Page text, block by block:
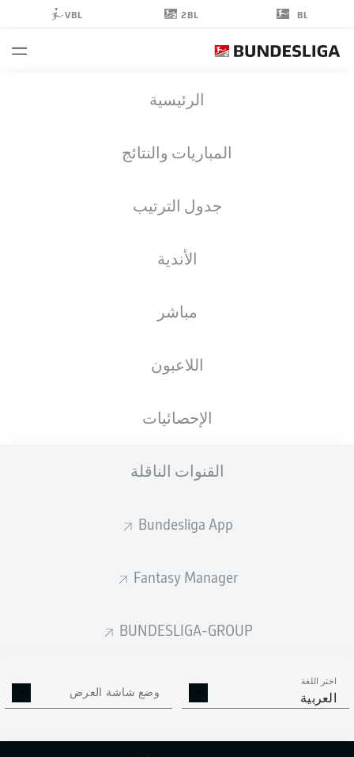
BL
2BL
VBL
الرئيسية
المباريات والنتائج
جدول الترتيب
الأندية
مباشر
اللاعبون
الإحصائيات
القنوات الناقلة
Bundesliga App
Fantasy Manager
BUNDESLIGA-GROUP
اختر اللغة
العربية وضع شاشة العرض
26.02.1993